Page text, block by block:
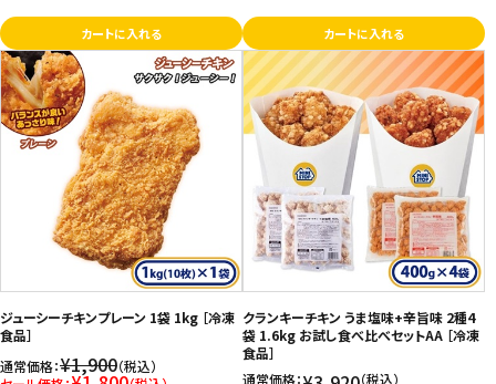
カートに入れる カートに入れる
ジューシーチキンプレーン 1袋 1kg ［冷凍
食品］
通常価格：¥1,900（税込）
クランキーチキン うま塩味+辛旨味 2種4
袋 1.6kg お試し食べ比べセットAA ［冷凍
食品］
通常価格：
（税込）